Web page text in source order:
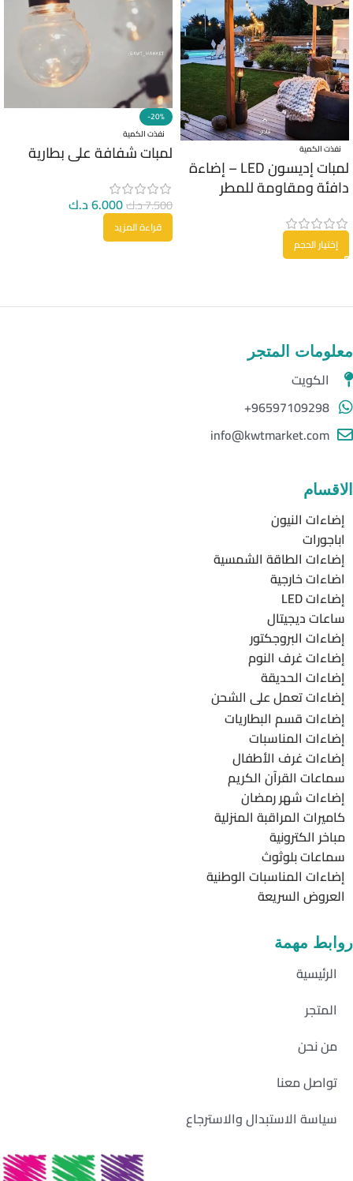
نفذت الكمية
لمبات إديسون LED – إضاءة
دافئة ومقاومة للمطر
إختيار الحجم
-20%
نفذت الكمية
لمبات شفافة على بطارية
7.500د.ك6.000د.ك
قراءة المزيد
معلومات المتجر
الكويت
96597109298+
info@kwtmarket.com
الاقسام
إضاءات النيون
اباجورات
إضاءات الطاقة الشمسية
اضاءات خارجية
إضاءات LED
ساعات ديجيتال
إضاءات البروجكتور
إضاءات غرف النوم
إضاءات الحديقة
إضاءات تعمل على الشحن
إضاءات قسم البطاريات
إضاءات المناسبات
إضاءات غرف الأطفال
سماعات القرآن الكريم
إضاءات شهر رمضان
كاميرات المراقبة المنزلية
مباخر الكترونية
سماعات بلوثوث
إضاءات المناسبات الوطنية
العروض السريعة
روابط مهمة
الرئيسية
المتجر
من نحن
تواصل معنا
سياسة الاستبدال والاسترجاع